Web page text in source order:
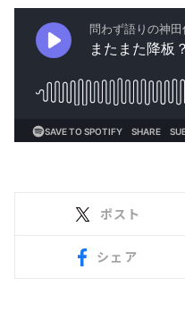
ポスト
シェア